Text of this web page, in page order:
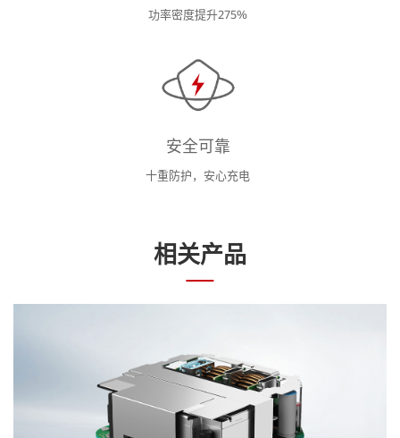
功率密度提升275%
安全可靠
十重防护，安心充电
相关产品